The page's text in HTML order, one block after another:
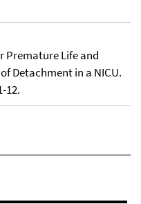
Premature Life and
Detachment in a NICU.
12.